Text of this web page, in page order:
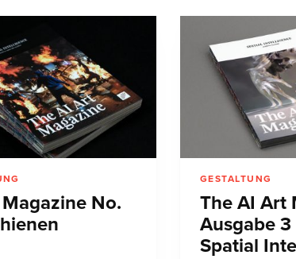
No.
GESTALTUNG
The AI Art
Ausgabe
Spatial